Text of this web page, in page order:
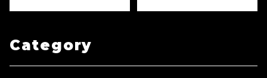
Category